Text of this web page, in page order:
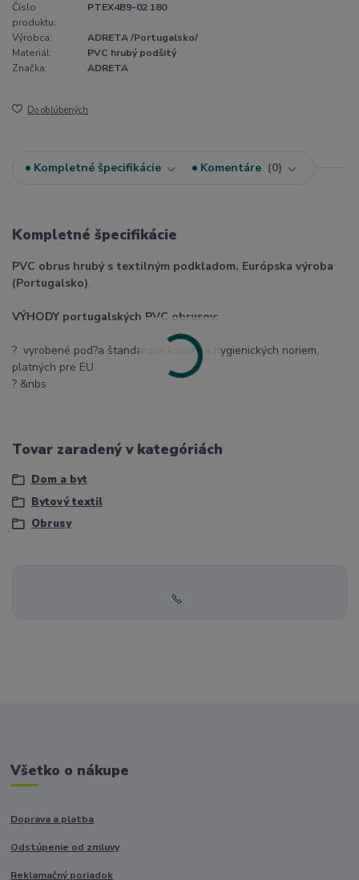
Číslo
produktu:
PTEX4B9-02 180
Výrobca:
ADRETA /Portugalsko/
Materiál:
PVC hrubý podšitý
Značka:
ADRETA
Do obľúbených
Kompletné špecifikácie Komentáre 0
Kompletné špecifikácie
PVC obrus hrubý s textilným podkladom. Európska výroba
(Portugalsko).
VÝHODY portugalských PVC obrusov:
? vyrobené pod?a štandardov kvality a hygienických noriem,
platných pre EU
? &nbs
Tovar zaradený v kategóriách
Dom a byt
Bytový textil
Obrusy
Všetko o nákupe
Doprava a platba
Odstúpenie od zmluvy
Reklamačný poriadok